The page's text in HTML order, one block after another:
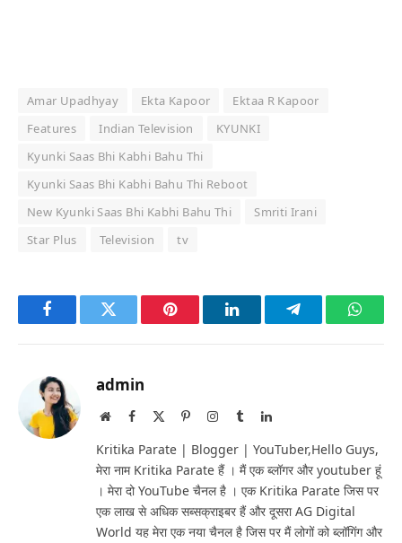
Amar Upadhyay Ekta Kapoor
Ektaa R Kapoor
Features
Indian Television
KYUNKI
Kyunki Saas Bhi Kabhi Bahu Thi
Kyunki Saas Bhi Kabhi Bahu Thi Reboot
New Kyunki Saas Bhi Kabhi Bahu Thi
Smriti Irani
Star Plus
Television tv
FacebookTwitter Pinterest LinkedInTelegram
admin
WebsiteFacebook PinterestInstagram
TumblrLinkedIn
Kritika Parate | Blogger | YouTuber,Hello Guys,
मेरा नाम Kritika Parate हैं । मैं एक ब्लॉगर और youtuber हूं
। मेरा दो YouTube चैनल है । एक Kritika Parate जिस पर
एक लाख से अधिक सब्सक्राइबर हैं और दूसरा AG Digital
World यह मेरा एक नया चैनल है जिस पर मैं लोगों को ब्लॉगिंग और